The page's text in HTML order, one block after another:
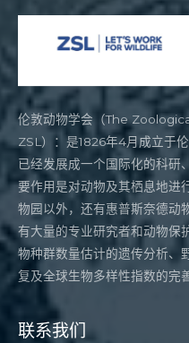
伦敦动物学会（The
ZSL）：是1826年4月成立于
已经发展成一个国际化的科研
要作用是对动物及其栖息地进
物园以外，还有惠普斯奈德动
有大量的专业研究者和动物保
物种群数量估计的遗传分析、
复及全球生物多样性指数的完
联系我们